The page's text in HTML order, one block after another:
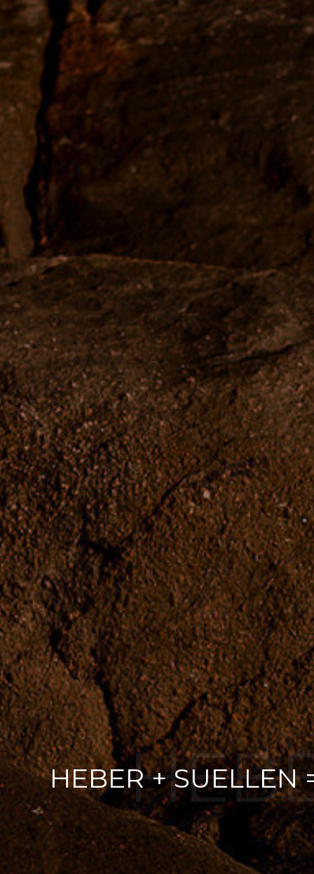
HEBER + SUELLEN